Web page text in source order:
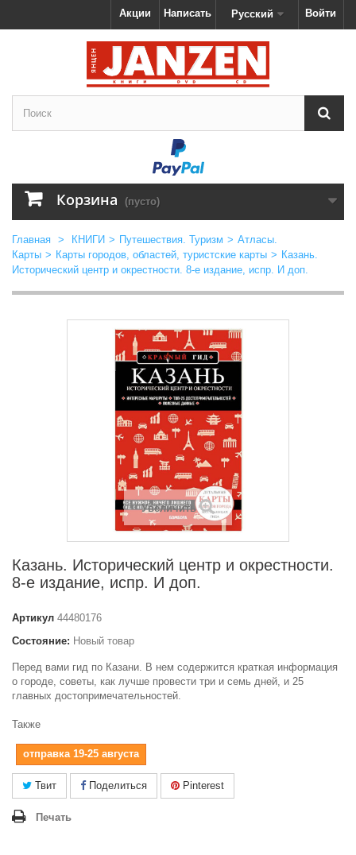
Войти
Русский
Написать
Акции
Корзина (пусто)
Главная > КНИГИ > Путешествия. Туризм > Атласы.
Карты > Карты городов, областей, туристские карты > Казань.
Исторический центр и окрестности. 8-е издание, испр. И доп.
Увеличить
Казань. Исторический центр и окрестности.
8-е издание, испр. И доп.
Артикул 44480176
Состояние: Новый товар
Перед вами гид по Казани. В нем содержится краткая информация
о городе, советы, как лучше провести три и семь дней, и 25
главных достопримечательностей.
Также
отправка 19-25 августа
Твит Поделиться Pinterest
Печать